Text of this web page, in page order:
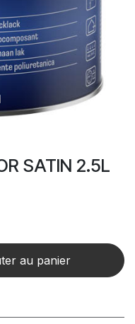
SATIN 2.5L
au panier